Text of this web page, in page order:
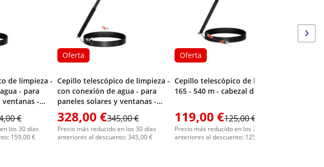
de limpieza -
- para
ventanas -
€
los 30 días
159,00 €
Oferta
Cepillo telescópico de limpieza -
con conexión de agua - para
paneles solares y ventanas -
1800 mm - 9050 mm
328,00 €345,00 €
Precio más reducido en los 30 días
anteriores al descuento: 345,00 €
Oferta
Cepillo telescópico de limpieza -
165 - 540 m - cabezal de 35 cm
119,00 €125,00 €
Precio más reducido en los 30 días
anteriores al descuento: 125,00 €